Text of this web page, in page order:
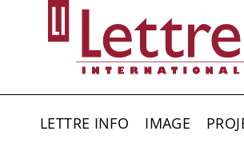
LETTRE INFO IMAGE